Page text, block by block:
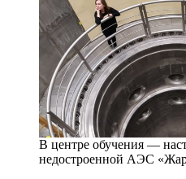
В центре обучения —
недостроенной АЭС